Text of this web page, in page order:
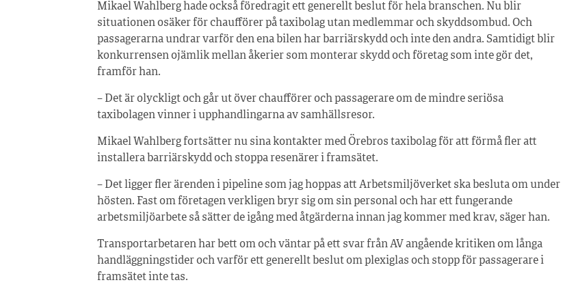
Mikael Wahlberg hade också föredragit ett generellt beslut för hela branschen. Nu blir
situationen osäker för chaufförer på taxibolag utan medlemmar och skyddsombud. Och
passagerarna undrar varför den ena bilen har barriärskydd och inte den andra. Samtidigt blir
konkurrensen ojämlik mellan åkerier som monterar skydd och företag som inte gör det,
framför han.
– Det är olyckligt och går ut över chaufförer och passagerare om de mindre seriösa
taxibolagen vinner i upphandlingarna av samhällsresor.
Mikael Wahlberg fortsätter nu sina kontakter med Örebros taxibolag för att förmå fler att
installera barriärskydd och stoppa resenärer i framsätet.
– Det ligger fler ärenden i pipeline som jag hoppas att Arbetsmiljöverket ska besluta om under
hösten. Fast om företagen verkligen bryr sig om sin personal och har ett fungerande
arbetsmiljöarbete så sätter de igång med åtgärderna innan jag kommer med krav, säger han.
Transportarbetaren har bett om och väntar på ett svar från AV angående kritiken om långa
handläggningstider och varför ett generellt beslut om plexiglas och stopp för passagerare i
framsätet inte tas.